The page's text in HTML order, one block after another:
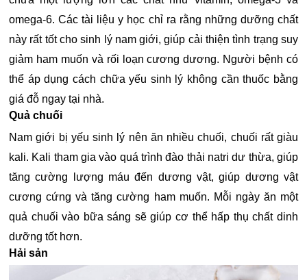
omega-6. Các tài liệu y học chỉ ra rằng những dưỡng chất
này rất tốt cho sinh lý nam giới, giúp cải thiện tình trạng suy
giảm ham muốn và rối loạn cương dương. Người bệnh có
thể áp dụng cách chữa yếu sinh lý không cần thuốc bằng
giá đỗ ngay tại nhà.
Quả chuối
Nam giới bị yếu sinh lý nên ăn nhiều chuối, chuối rất giàu
kali. Kali tham gia vào quá trình đào thải natri dư thừa, giúp
tăng cường lượng máu đến dương vật, giúp dương vật
cương cứng và tăng cường ham muốn. Mỗi ngày ăn một
quả chuối vào bữa sáng sẽ giúp cơ thể hấp thụ chất dinh
dưỡng tốt hơn.
Hải sản